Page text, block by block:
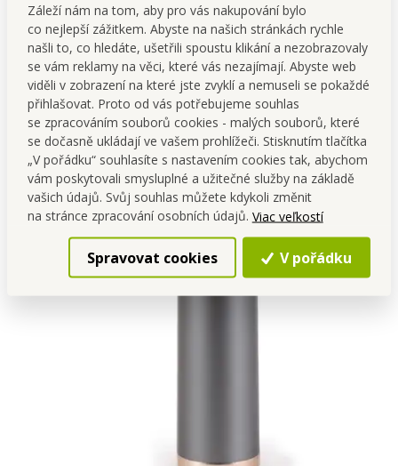
Záleží nám na tom, aby pro vás nakupování bylo
co nejlepší zážitkem. Abyste na našich stránkách rychle
našli to, co hledáte, ušetřili spoustu klikání a nezobrazovaly
se vám reklamy na věci, které vás nezajímají. Abyste web
viděli v zobrazení na které jste zvyklí a nemuseli se pokaždé
přihlašovat. Proto od vás potřebujeme souhlas
se zpracováním souborů cookies - malých souborů, které
se dočasně ukládají ve vašem prohlížeči. Stisknutím tlačítka
„V pořádku“ souhlasíte s nastavením cookies tak, abychom
vám poskytovali smysluplné a užitečné služby na základě
vašich údajů. Svůj souhlas můžete kdykoli změnit
na stránce zpracování osobních údajů. Viac veľkostí
Spravovat cookies V pořádku